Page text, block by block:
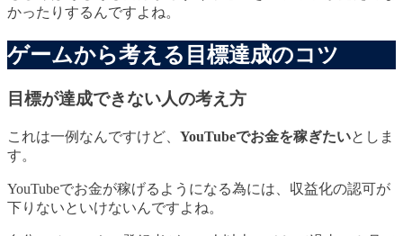
かったりするんですよね。
ゲームから考える目標達成のコツ
目標が達成できない人の考え方
これは一例なんですけど、 YouTubeでお金を稼ぎたいとしま
す。
YouTubeでお金が稼げるようになる為には、収益化の認可が
下りないといけないんですよね。